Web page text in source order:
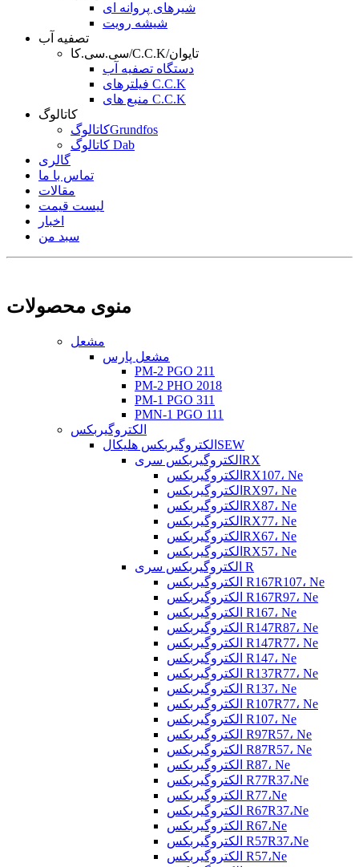
شیرهای پروانه ای
شیشه رویت
تصفیه آب
سی.سی.کا/C.C.K/تایوان
دستگاه تصفیه آب
فیلترهای C.C.K
منبع های C.C.K
کاتالوگ
کاتالوگGrundfos
کاتالوگ Dab
گالری
تماس با ما
مقالات
لیست قیمت
اخبار
سبد من
منوی محصولات
مشعل
مشعل پارس
PM-2 PGO 211
PM-2 PHO 2018
PM-1 PGO 311
PMN-1 PGO 111
الکتروگیربکس
الکتروگیربکس هلیکالSEW
الکتروگیربکس سریRX
الکتروگیربکسRX107، Ne
الکتروگیربکسRX97، Ne
الکتروگیربکسRX87، Ne
الکتروگیربکسRX77، Ne
الکتروگیربکسRX67، Ne
الکتروگیربکسRX57، Ne
الکتروگیربکس سری R
الکتروگیربکس R167R107، Ne
الکتروگیربکس R167R97، Ne
الکتروگیربکس R167، Ne
الکتروگیربکس R147R87، Ne
الکتروگیربکس R147R77، Ne
الکتروگیربکس R147، Ne
الکتروگیربکس R137R77، Ne
الکتروگیربکس R137، Ne
الکتروگیربکس R107R77، Ne
الکتروگیربکس R107، Ne
الکتروگیربکس R97R57، Ne
الکتروگیربکس R87R57، Ne
الکتروگیربکس R87، Ne
الکتروگیربکس R77R37،Ne
الکتروگیربکس R77،Ne
الکتروگیربکس R67R37،Ne
الکتروگیربکس R67،Ne
الکتروگیربکس R57R37،Ne
الکتروگیربکس R57،Ne